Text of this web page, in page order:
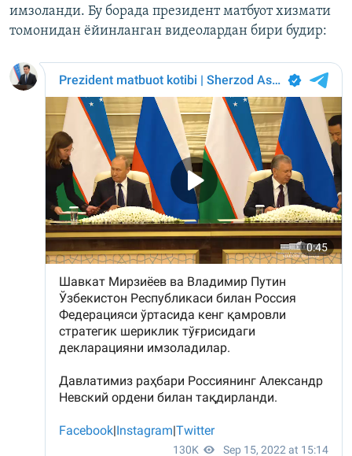
имзоланди. Бу борада президент матбуот хизмати
томонидан ёйинланган видеолардан бири будир: